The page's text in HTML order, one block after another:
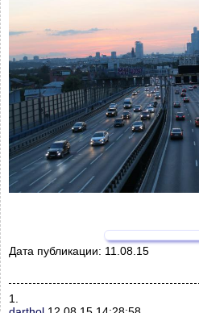
Дата публикации: 11.08.15
1.